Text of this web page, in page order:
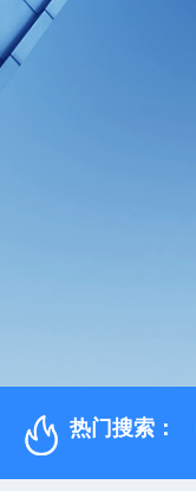
热门搜索：